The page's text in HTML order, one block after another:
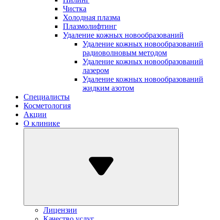
Чистка
Холодная плазма
Плазмолифтинг
Удаление кожных новообразований
Удаление кожных новообразований
радиоволновым методом
Удаление кожных новообразований
лазером
Удаление кожных новообразований
жидким азотом
Специалисты
Косметология
Акции
О клинике
Лицензии